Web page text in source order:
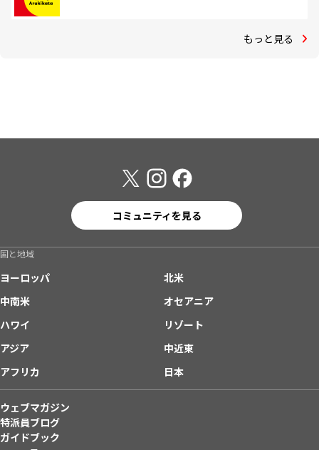
もっと見る
コミュニティを見る
国と地域
ヨーロッパ
北米
中南米
オセアニア
ハワイ
リゾート
アジア
中近東
アフリカ
日本
ウェブマガジン
特派員ブログ
ガイドブック